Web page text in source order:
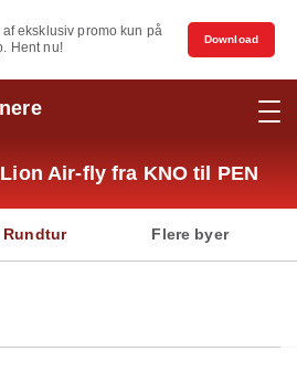
af eksklusiv promo kun på
Hent nu!
Download
Air-fly fra KNO til PEN
Rundtur Flere byer